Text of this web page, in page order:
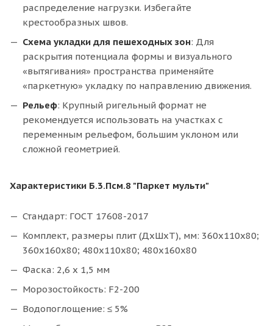
распределение нагрузки. Избегайте
крестообразных швов.
Схема укладки для пешеходных зон: Для
раскрытия потенциала формы и визуального
«вытягивания» пространства применяйте
«паркетную» укладку по направлению движения.
Рельеф: Крупный ригельный формат не
рекомендуется использовать на участках с
переменным рельефом, большим уклоном или
сложной геометрией.
Характеристики Б.3.Псм.8 "Паркет мульти"
Стандарт: ГОСТ 17608-2017
Комплект, размеры плит (ДхШхТ), мм: 360x110x80;
360x160x80; 480x110x80; 480x160x80
Фаска: 2,6 х 1,5 мм
Морозостойкость: F2-200
Водопоглощение: ≤ 5%